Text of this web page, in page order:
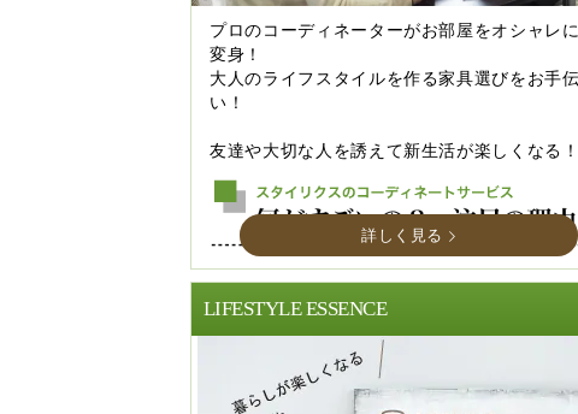
プロのコーディネーターがお部屋をオシャレ
変身！
大人のライフスタイルを作る家具選びをお手伝
い！
友達や大切な人を誘えて新生活が楽しくなる！
詳しく見る
LIFESTYLE ESSENCE